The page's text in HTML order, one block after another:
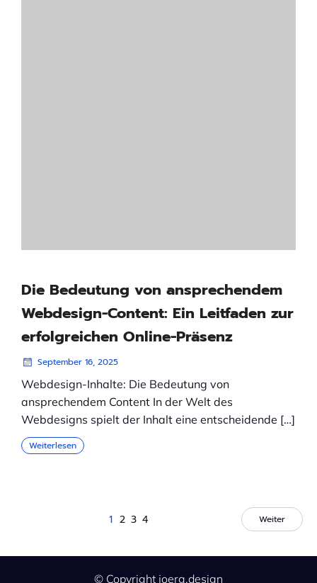
Die Bedeutung von ansprechendem
Webdesign-Content: Ein Leitfaden zur
erfolgreichen Online-Präsenz
September 16, 2025
Webdesign-Inhalte: Die Bedeutung von
ansprechendem Content In der Welt des
Webdesigns spielt der Inhalt eine entscheidende […]
Weiterlesen
1 2 3 4 Weiter
© Copyright joerg.design